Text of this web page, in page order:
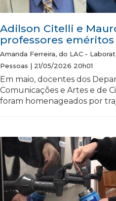
Adilson Citelli e
professores
Amanda Ferreira, do LAC -
Pessoas | 21/05/2026 20h01
Em maio, docentes dos
Comunicações e Artes e de
foram homenageados por